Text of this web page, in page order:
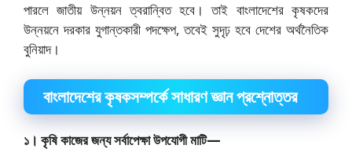
পারলে জাতীয় উন্নয়ন ত্বরান্বিত হবে। তাই বাংলাদেশের কৃষকদের
উন্নয়নে দরকার যুগান্তকারী পদক্ষেপ, তবেই সুদৃঢ় হবে দেশের অর্থনৈতিক
বুনিয়াদ।
বাংলাদেশের কৃষকসম্পর্কে সাধারণ জ্ঞান প্রশ্নোত্তর
১। কৃষি কাজের জন্য সর্বাপেক্ষা উপযোগী মাটি—